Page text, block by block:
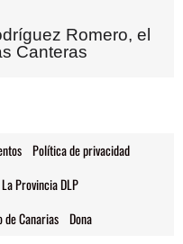
Romero, el
Canteras
Política de privacidad
La Provincia DLP
de Canarias Dona